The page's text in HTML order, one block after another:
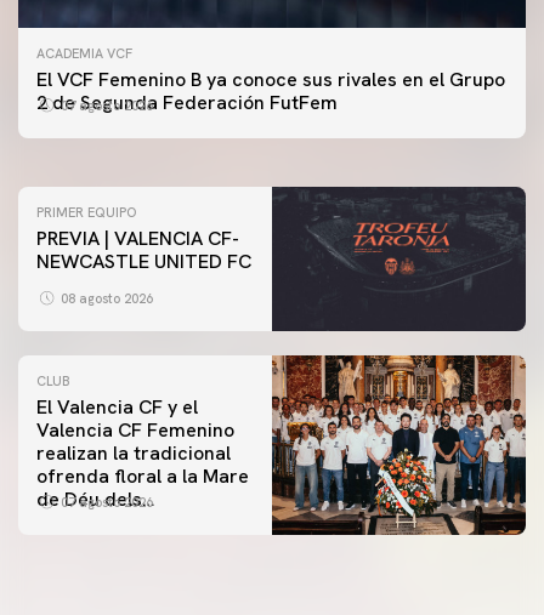
ACADEMIA VCF
El VCF Femenino B ya conoce sus rivales en el Grupo
2 de Segunda Federación FutFem
07 agosto 2026
PRIMER EQUIPO
ENTRENAMIENTO DEL VALENCIA CF 7/8/2026
PRIMER EQUIPO
PREVIA | VALENCIA CF-
NEWCASTLE UNITED FC
08 agosto 2026
CLUB
El Valencia CF y el
Valencia CF Femenino
realizan la tradicional
ofrenda floral a la Mare
de Déu dels
07 agosto 2026